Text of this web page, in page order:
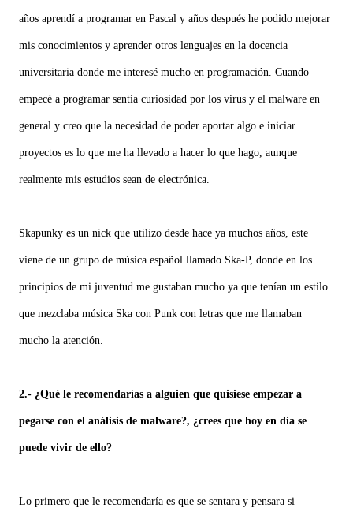
años aprendí a programar en Pascal y años después he podido mejorar
mis conocimientos y aprender otros lenguajes en la docencia
universitaria donde me interesé mucho en programación. Cuando
empecé a programar sentía curiosidad por los virus y el malware en
general y creo que la necesidad de poder aportar algo e iniciar
proyectos es lo que me ha llevado a hacer lo que hago, aunque
realmente mis estudios sean de electrónica.
Skapunky es un nick que utilizo desde hace ya muchos años, este
viene de un grupo de música español llamado Ska-P, donde en los
principios de mi juventud me gustaban mucho ya que tenían un estilo
que mezclaba música Ska con Punk con letras que me llamaban
mucho la atención.
2.- ¿Qué le recomendarías a alguien que quisiese empezar a
pegarse con el análisis de malware?, ¿crees que hoy en día se
puede vivir de ello?
Lo primero que le recomendaría es que se sentara y pensara si